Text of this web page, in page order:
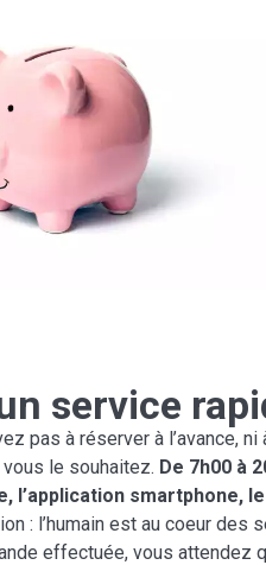
service
pas à réserver à l’avance,
le souhaitez. De 7h00 à
l’application smartphone,
: l’humain est au coeur
effectuée, vous attendez